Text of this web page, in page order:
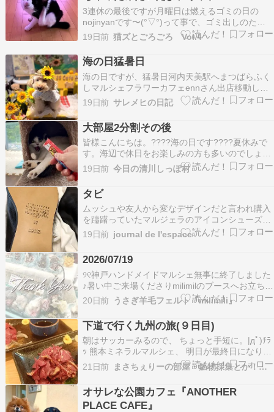
3連休の最後ですが月曜日は燃えるゴミの日の
nojinyanです〜(°▽°)って事で、ゴミ出しのため
に起きた時のリッチーから〜！布団の横で後ろ足
でぺぺぺ中〜！朝ご飯後はテーブルでくつろぐリ
ッチー！って、ごらっ(^◇^;)nojinyan朝ご飯はど
こで食べればいいのやら？お天気良い…
19日前 猫ズとごろごろ Vol.4
海の日猛暑日
海の日ですが、猛暑日河内天美駅へまつばらふく
しマルシェフラワーカフェennさん出店移動して
空堀商店街89cafeパグカフェ店内きなこ店長お休
みでポテト店長ルークちゃん日替わりランチハン
バーグアイスコーヒー赤紫蘇ジュースチーズミー
トボール楽しかった89cafeパグカフェでした。
19日前 サレメヒの日記
大部屋2分割その後
皆様こんにちは。????海の日です????夏休みで
す。海辺で休日をお楽しみの方も多いのでしょう
か。山間の観光地 清川村も多くの方々が訪れてま
す。しっぽ村のある宮ヶ瀬地域、天気にも恵まれ
大変賑わってます！さて、しっぽ村からは大部屋
2分割(工事)その後の様子をお届けさせていただき
た…
19日前 今日の清川しっぽ村
タビ
ムッシュや友人から変なデザインだと言われ購入
を躊躇っていたマルジェラのアイコンシューズ、
タビ。試着したらあまりにも履きやすくて、つい
に買ってしまいましたタビという名前の通り、つ
ズやブーツが定番ですが、履きやすさを重視して
こちらの踵が踏…
19日前 journal de l'espace
2026/07/19
୨୧⁣⁣神戸ハンドメイドマルシェ⁣無事に終了しました
♪⁣⁣暑い中ご来場くださり⁣milimilのブースへ⁣お立ち寄
りくださった皆さま⁣本当にありがとうございまし
た✨⁣⁣⁣今回はイベント公式サイトの⁣「出展者ピック
アップ」⁣そしてイベントInstagramの⁣「ピックア
ップクリエ…
20日前 うさぎ羊毛フェルト『milimili』
下道で行く九州の旅(９日目)
朝はサッカーみるので、 ちょっと手短に。|дﾟ)ﾁﾗ
ｯ 熊本ミネラルマルシェ、 明日が最終日になりま
す。 どうぞよろしくお願いします。m(_ _)m 今
日は軽くホームシックの中、 なんであなたがここ
(熊本)にいるの！？ な方が声をかけてくださった
り。(ちょっとホームシックが緩和…
21日前 まさちぇりーの部屋・鉱物採集とか！日記
オサレな公園カフェ『ANOTHER
PLACE CAFE』